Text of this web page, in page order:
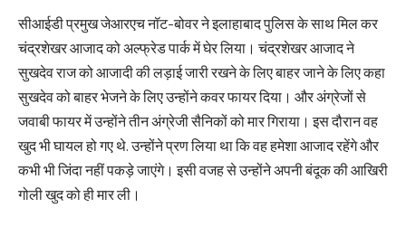
सीआईडी ​​प्रमुख जेआरएच नॉट-बोवर ने इलाहाबाद पुलिस के साथ मिल कर
चंद्रशेखर आजाद को अल्फ्रेड पार्क में घेर लिया। चंद्रशेखर आजाद ने
सुखदेव राज को आजादी की लड़ाई जारी रखने के लिए बाहर जाने के लिए कहा
सुखदेव को बाहर भेजने के लिए उन्होंने कवर फायर दिया। और अंग्रेजों से
जवाबी फायर में उन्होंने तीन अंग्रेजी सैनिकों को मार गिराया। इस दौरान वह
खुद भी घायल हो गए थे. उन्होंने प्रण लिया था कि वह हमेशा आजाद रहेंगे और
कभी भी जिंदा नहीं पकड़े जाएंगे। इसी वजह से उन्होंने अपनी बंदूक की आखिरी
गोली खुद को ही मार ली।